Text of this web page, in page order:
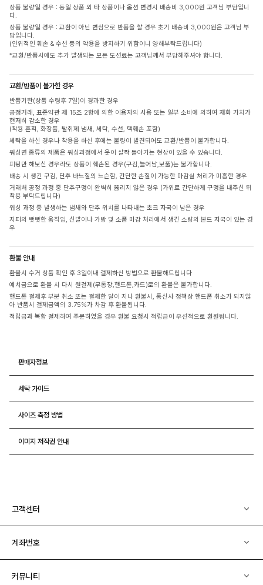
상품 불량일 경우 : 동일 상품 외 타 상품이나 옵션 변경시 배송비 3,000원 고객님 부담입니
다.
상품 불량일 경우 : 교환이 아닌 변심으로 반품을 할 경우 초기 배송비 3,000원은 고객님 부
담입니다.
(인위적인 훼손 & 수선 등의 악용을 방지하기 위함이니 양해부탁드립니다)
*교환/반품시에도 추가 발생되는 모든 도선료는 고객님께서 부담해주셔야 합니다.
교환/반품이 불가한 경우
반품기한(상품 수령후 7일)이 경과한 경우
공정거래, 표준약관 제 15조 2항에 의한 이용자의 사용 또는 일부 소비에 의하여 재화 가치가
현저히 감소한 경우
(착용 흔적, 화장품, 탈취제 냄새, 세탁, 수선, 택훼손 포함)
세탁을 하신 경우나 착용을 하신 후에는 불량이 발견되어도 교환/반품이 불가합니다.
워싱면 종류의 제품은 워싱과정에서 옷이 살짝 돌아가는 현상이 있을 수 있습니다.
피팅만 해보신 경우라도 상품이 훼손된 경우(구김,늘어남,보풀)는 불가합니다.
배송 시 생긴 구김, 단추 바느질의 느슨함, 간단한 손질이 가능한 마감실 처리가 미흡한 경우
거래처 공정 과정 중 단추구멍이 완벽히 뚫리지 않은 경우 (가위로 간단하게 구멍을 내주신 뒤
착용 부탁드립니다)
워싱 과정 중 발생하는 냄새와 단추 위치를 나타내는 초크 자국이 남은 경우
지퍼의 뻣뻣한 움직임, 신발이나 가방 및 소품 마감 처리에서 생긴 소량의 본드 자국이 있는 경
우
환불 안내
환불시 수거 상품 확인 후 3일이내 결제하신 방법으로 환불해드립니다
예치금으로 환불 시 다시 원결제(무통장,핸드폰,카드)로의 환불은 불가합니다.
핸드폰 결제후 부분 취소 또는 결제한 달이 지나 환불시, 통신사 정책상 핸드폰 취소가 되지않
아 반품시 결제금액의 3.75%가 차감 후 환불됩니다.
적립금과 복합 결제하여 주문하였을 경우 환불 요청시 적립금이 우선적으로 환원됩니다.
판매자정보
세탁 가이드
사이즈 측정 방법
이미지 저작권 안내
고객센터
계좌번호
커뮤니티